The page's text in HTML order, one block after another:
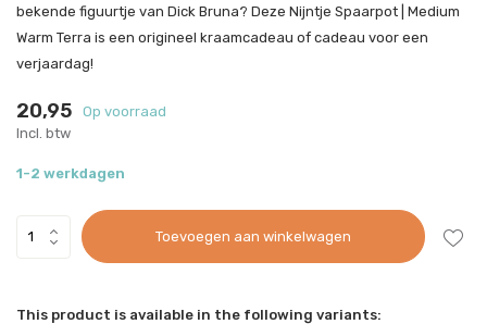
bekende figuurtje van Dick Bruna? Deze Nijntje Spaarpot | Medium
Warm Terra is een origineel kraamcadeau of cadeau voor een
verjaardag!
20,95
Op voorraad
Incl. btw
1-2 werkdagen
Toevoegen aan winkelwagen
This product is available in the following variants: